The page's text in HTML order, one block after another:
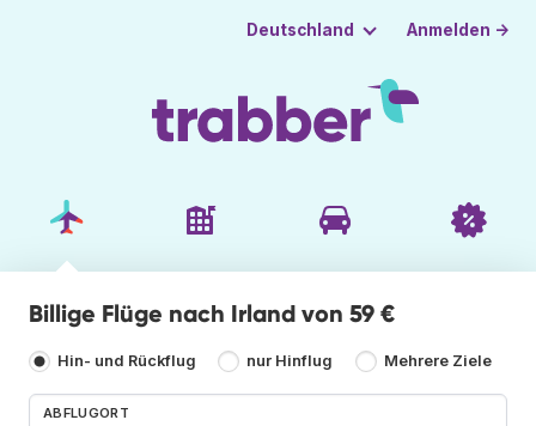
Deutschland Anmelden →
Billige Flüge nach Irland von 59 €
Hin- und Rückflug nur Hinflug Mehrere Ziele
ABFLUGORT